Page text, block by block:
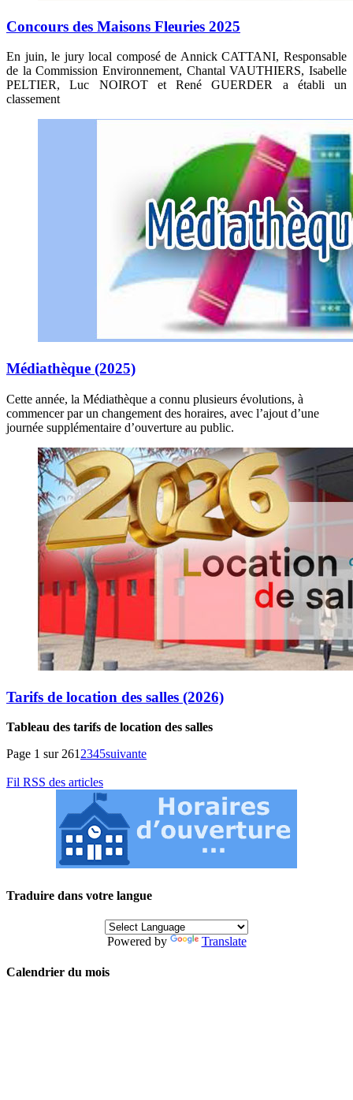
Concours des Maisons Fleuries 2025
En juin, le jury local composé de Annick CATTANI, Responsable
de la Commission Environnement, Chantal VAUTHIERS, Isabelle
PELTIER, Luc NOIROT et René GUERDER a établi un
classement
Médiathèque (2025)
Cette année, la Médiathèque a connu plusieurs évolutions, à
commencer par un changement des horaires, avec l’ajout d’une
journée supplémentaire d’ouverture au public.
Tarifs de location des salles (2026)
Tableau des tarifs de location des salles
Page 1 sur 261 2345suivante
Fil RSS des articles
Traduire dans votre langue
Powered by Translate
Calendrier du mois